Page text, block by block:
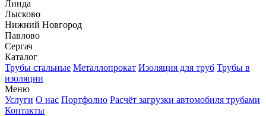
Линда
Лысково
Нижний Новгород
Павлово
Сергач
Каталог
Трубы стальные Металлопрокат Изоляция для труб Трубы в
изоляции
Меню
Услуги О нас Портфолио Расчёт загрузки автомобиля трубами
Контакты